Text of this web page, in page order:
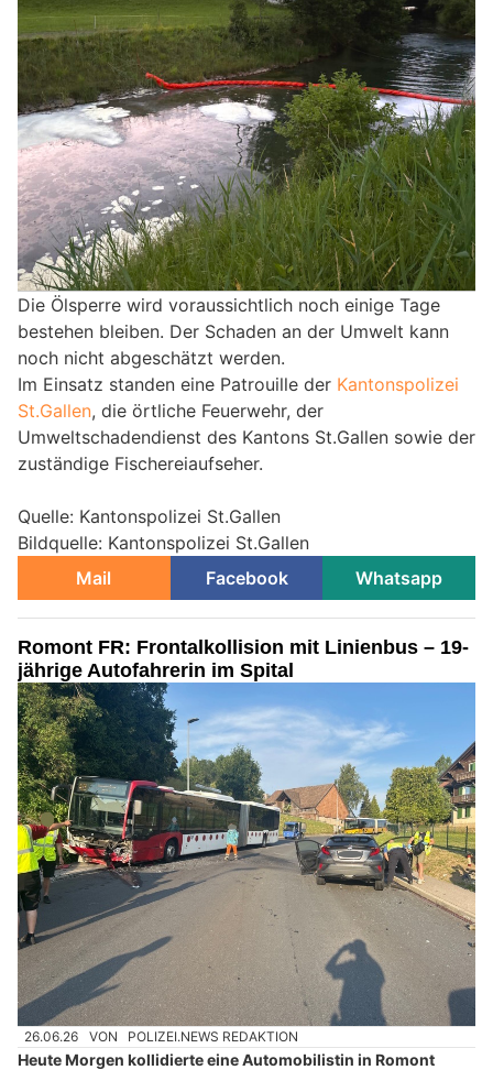
Die Ölsperre wird voraussichtlich noch einige Tage
bestehen bleiben. Der Schaden an der Umwelt kann
noch nicht abgeschätzt werden.
Im Einsatz standen eine Patrouille der Kantonspolizei
St.Gallen, die örtliche Feuerwehr, der
Umweltschadendienst des Kantons St.Gallen sowie der
zuständige Fischereiaufseher.
Quelle: Kantonspolizei St.Gallen
Bildquelle: Kantonspolizei St.Gallen
Mail
Facebook Whatsapp
Romont FR: Frontalkollision mit Linienbus – 19-
jährige Autofahrerin im Spital
26.06.26 VON POLIZEI.NEWS REDAKTION
Heute Morgen kollidierte eine Automobilistin in Romont